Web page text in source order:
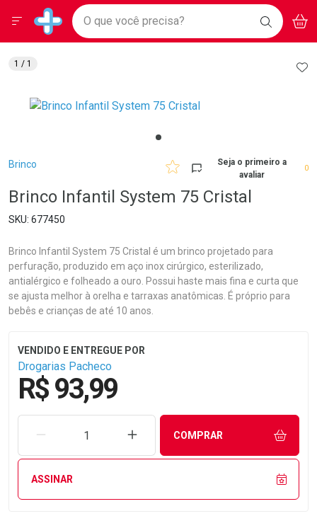
Drogarias Pacheco
Baixe nosso APP e aproveite Ofertas Exclusivas!
BAIXE
O APP
Ir direto para a home
pela página
Ir direto para o conteúdo
Ir direto para a busca
Ir direto para a conta
Ir direto para a notificações
Ir direto para o carrinho
Faça a sua busca
O que você precisa? BUSCAR
Menu
Breadcrumb
Brinco
Seja o primeiro a
avaliar
0
Brinco Infantil System 75 Cristal
677450
Brinco Infantil System 75 Cristal é um brinco projetado para
perfuração, produzido em aço inox cirúrgico, esterilizado,
antialérgico e folheado a ouro. Possui haste mais fina e curta que
se ajusta melhor à orelha e tarraxas anatômicas. É próprio para
bebês e crianças de até 10 anos.
Drogarias Pacheco
R$ 93,99
REMOVER UMA UNIDADEAUMENTAR UMA UNIDADE
COMPRAR
ASSINAR
1 / 1